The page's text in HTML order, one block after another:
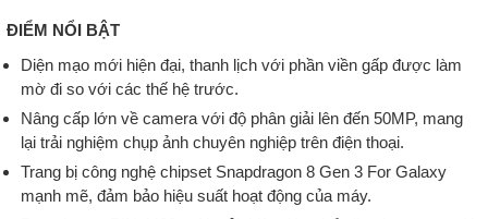
ĐIỂM NỔI BẬT
Diện mạo mới hiện đại, thanh lịch với phần viền gấp được làm
mờ đi so với các thế hệ trước.
Nâng cấp lớn về camera với độ phân giải lên đến 50MP, mang
lại trải nghiệm chụp ảnh chuyên nghiệp trên điện thoại.
Trang bị công nghệ chipset Snapdragon 8 Gen 3 For Galaxy
mạnh mẽ, đảm bảo hiệu suất hoạt động của máy.